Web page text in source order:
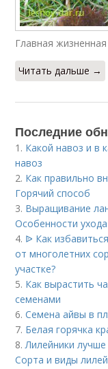
Главная
Читать дальше →
Последние
1. Какой навоз и в
навоз
2. Как правильно
Горячий способ
3. Выращивание
Особенности ухода
4. ᐉ Как
от многолетних
участке?
5. Как вырастить
семенами
6.Семена айвы в
7. Белая горячка
8. Лилейники
Сорта и виды